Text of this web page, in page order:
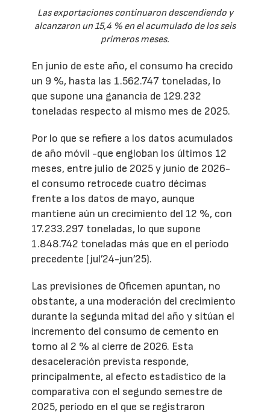
Las exportaciones continuaron descendiendo y
alcanzaron un 15,4 % en el acumulado de los seis
primeros meses.
En junio de este año, el consumo ha crecido
un 9 %, hasta las 1.562.747 toneladas, lo
que supone una ganancia de 129.232
toneladas respecto al mismo mes de 2025.
Por lo que se refiere a los datos acumulados
de año móvil -que engloban los últimos 12
meses, entre julio de 2025 y junio de 2026-
el consumo retrocede cuatro décimas
frente a los datos de mayo, aunque
mantiene aún un crecimiento del 12 %, con
17.233.297 toneladas, lo que supone
1.848.742 toneladas más que en el período
precedente (jul’24-jun’25).
Las previsiones de Oficemen apuntan, no
obstante, a una moderación del crecimiento
durante la segunda mitad del año y sitúan el
incremento del consumo de cemento en
torno al 2 % al cierre de 2026. Esta
desaceleración prevista responde,
principalmente, al efecto estadístico de la
comparativa con el segundo semestre de
2025, período en el que se registraron